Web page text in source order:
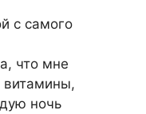
с самого
что мне
витамины,
ночь